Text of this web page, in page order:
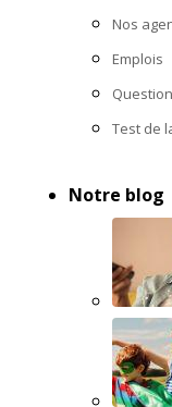
Nos
Emplois
Test de
Notre blog